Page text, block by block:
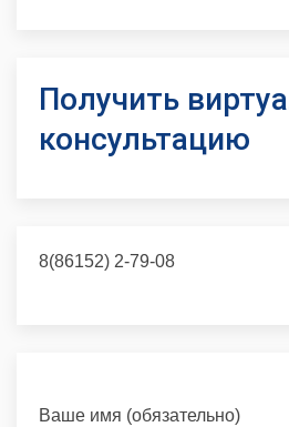
Получить
консультацию
8(86152) 2-79-08
Ваше имя (обязательно)